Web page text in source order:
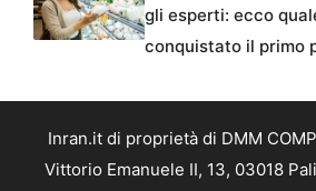
gli esperti: ecco
conquistato il primo
Inran.it di proprietà di DMM
Vittorio Emanuele II, 13, 03018